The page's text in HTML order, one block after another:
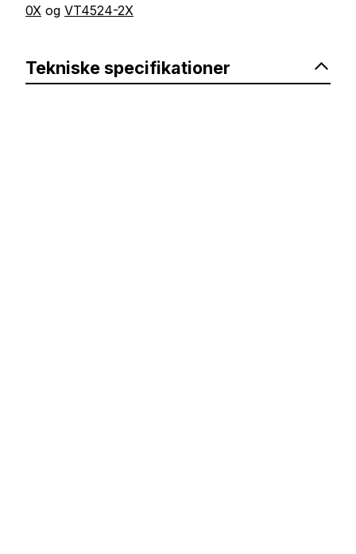
0X og VT4524-2X
Tekniske specifikationer